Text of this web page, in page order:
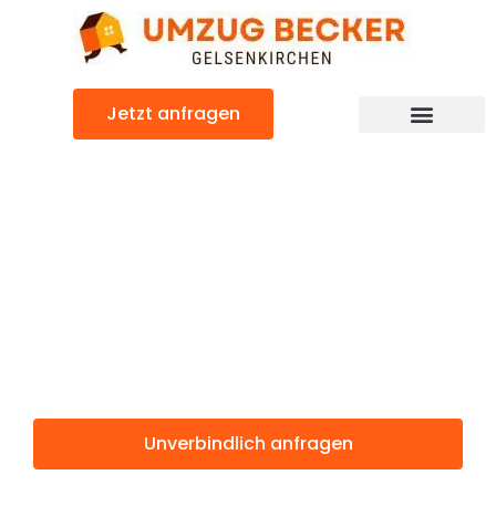
Jetzt anfragen
Unverbindlich anfragen